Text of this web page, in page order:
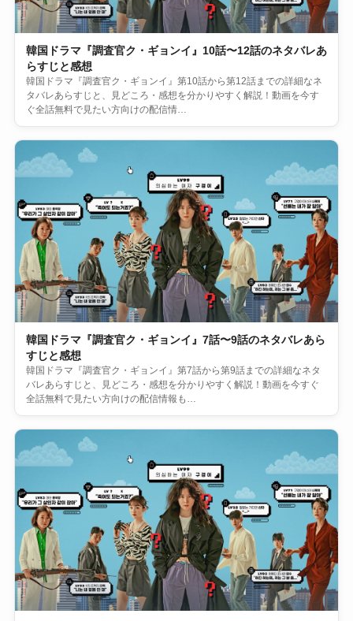
韓国ドラマ『調査官ク・ギョンイ』10話〜12話のネタバレあ
らすじと感想
韓国ドラマ『調査官ク・ギョンイ』第10話から第12話までの詳細なネ
タバレあらすじと、見どころ・感想を分かりやすく解説！動画を今す
ぐ全話無料で見たい方向けの配信情…
韓国ドラマ『調査官ク・ギョンイ』7話〜9話のネタバレあら
すじと感想
韓国ドラマ『調査官ク・ギョンイ』第7話から第9話までの詳細なネタ
バレあらすじと、見どころ・感想を分かりやすく解説！動画を今すぐ
全話無料で見たい方向けの配信情報も…